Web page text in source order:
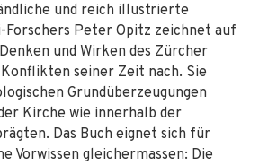
und reich illustrierte
Forschers Peter Opitz zeichnet auf
und Wirken des Zürcher
seiner Zeit nach. Sie
Grundüberzeugungen
Kirche wie innerhalb der
Das Buch eignet sich für
Vorwissen gleichermassen: Die